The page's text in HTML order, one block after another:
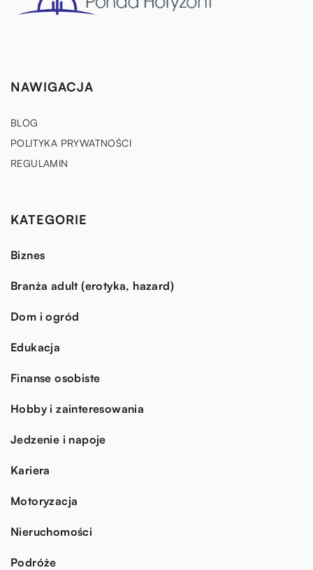
NAWIGACJA
BLOG
POLITYKA PRYWATNOŚCI
REGULAMIN
KATEGORIE
Biznes
Branża adult (erotyka, hazard)
Dom i ogród
Edukacja
Finanse osobiste
Hobby i zainteresowania
Jedzenie i napoje
Kariera
Motoryzacja
Nieruchomości
Podróże